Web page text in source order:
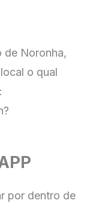
de Noronha,
o qual
por dentro de